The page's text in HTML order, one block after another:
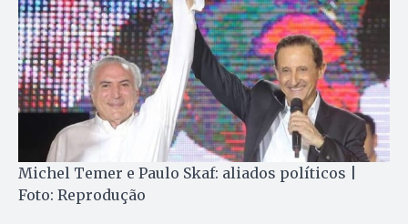
Michel Temer e Paulo Skaf: aliados políticos |
Foto: Reprodução